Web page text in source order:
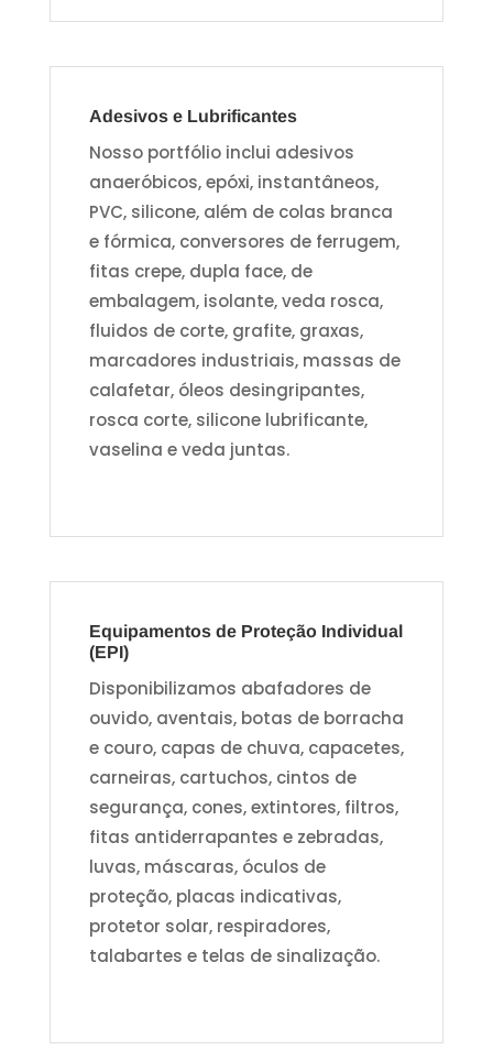
Adesivos e Lubrificantes
Nosso portfólio inclui adesivos
anaeróbicos, epóxi, instantâneos,
PVC, silicone, além de colas branca
e fórmica, conversores de ferrugem,
fitas crepe, dupla face, de
embalagem, isolante, veda rosca,
fluidos de corte, grafite, graxas,
marcadores industriais, massas de
calafetar, óleos desingripantes,
rosca corte, silicone lubrificante,
vaselina e veda juntas.
Equipamentos de Proteção Individual
(EPI)
Disponibilizamos abafadores de
ouvido, aventais, botas de borracha
e couro, capas de chuva, capacetes,
carneiras, cartuchos, cintos de
segurança, cones, extintores, filtros,
fitas antiderrapantes e zebradas,
luvas, máscaras, óculos de
proteção, placas indicativas,
protetor solar, respiradores,
talabartes e telas de sinalização.